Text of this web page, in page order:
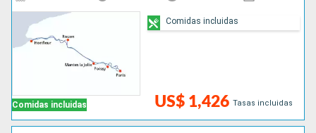
Comidas incluidas US$ 1,426 Tasas incluidas
Comidas incluidas